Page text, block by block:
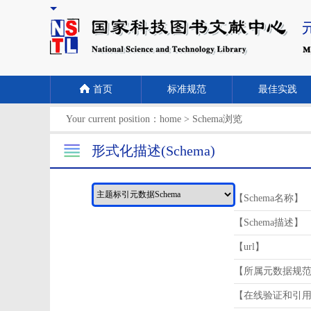
首页 标准规范 最佳实践
Your current position： home > Schema浏览
形式化描述(Schema)
【Schema名称】
【Schema描述】
【url】
【所属元数据规
【在线验证和引